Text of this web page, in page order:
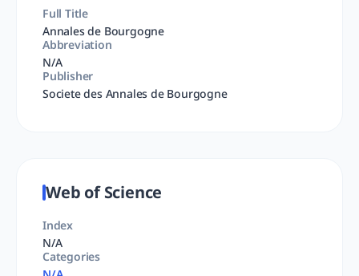
Full Title
Annales de Bourgogne
Abbreviation
N/A
Publisher
Societe des Annales de Bourgogne
Web of Science
Index
N/A
Categories